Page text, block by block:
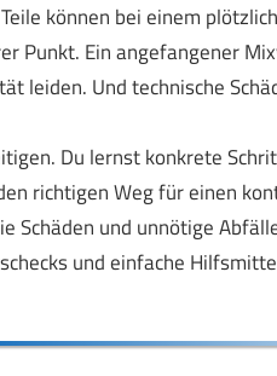
können bei einem
Punkt. Ein angefangener
leiden. Und technische
Du lernst konkrete
richtigen Weg für einen
Schäden und unnötige
und einfache